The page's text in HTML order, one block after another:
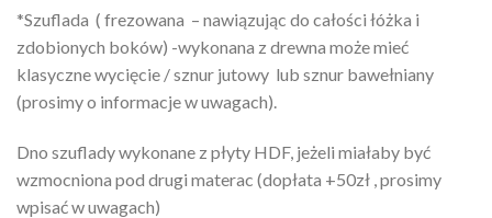
*Szuflada ( frezowana – nawiązując do całości łóżka i
zdobionych boków) -wykonana z drewna może mieć
klasyczne wycięcie / sznur jutowy lub sznur bawełniany
(prosimy o informacje w uwagach).
Dno szuflady wykonane z płyty HDF, jeżeli miałaby być
wzmocniona pod drugi materac (dopłata +50zł , prosimy
wpisać w uwagach)